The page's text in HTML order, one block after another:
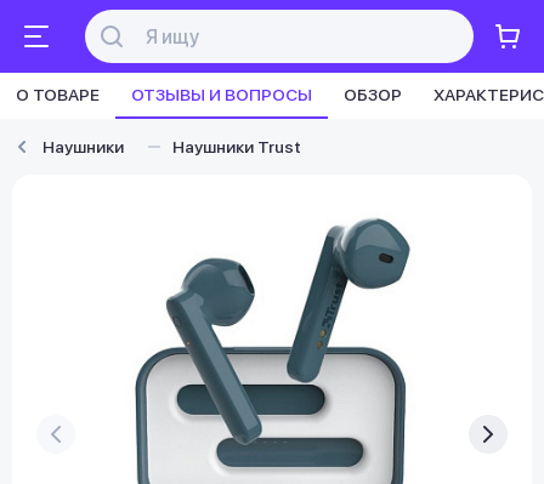
О ТОВАРЕ ОТЗЫВЫ И ВОПРОСЫ ОБЗОР
Наушники Наушники Trust